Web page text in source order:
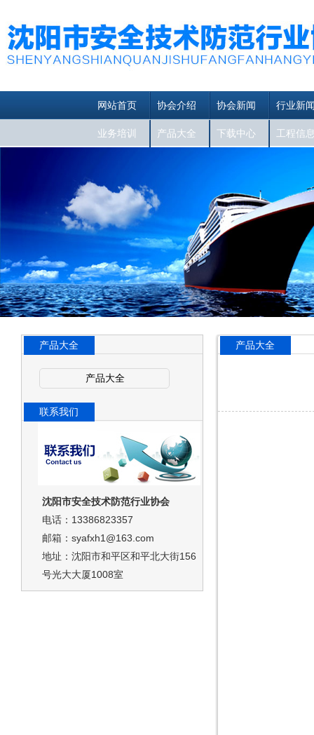
网站首页 协会介绍 协会新闻 行业新
业务培训 产品大全 下载中心 工程信
产品大全
产品大全
联系我们
沈阳市安全技术防范行业协会
电话：13386823357
邮箱：syafxh1@163.com
地址：沈阳市和平区和平北大街156
号光大大厦1008室
产品大全